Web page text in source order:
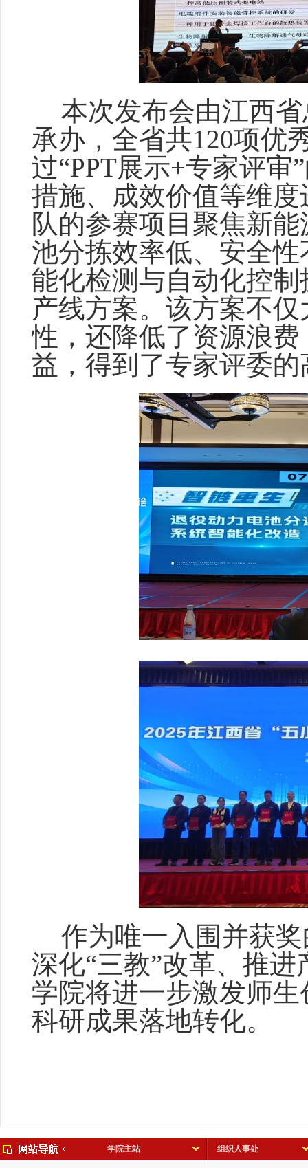
本次发布会由江西
承办，全省共120项优
过“PPT展示+专家评
措施、成效价值等维
队的参赛项目聚焦新
池分拣效率低、安全
能化检测与自动化控
产线方案。该方案不
性，还降低了资源浪
益，得到了专家评委
作为唯一入围并获
深化“三教”改革、推
学院将进一步激发师
科研成果落地转化。
学院主站 组织人事处